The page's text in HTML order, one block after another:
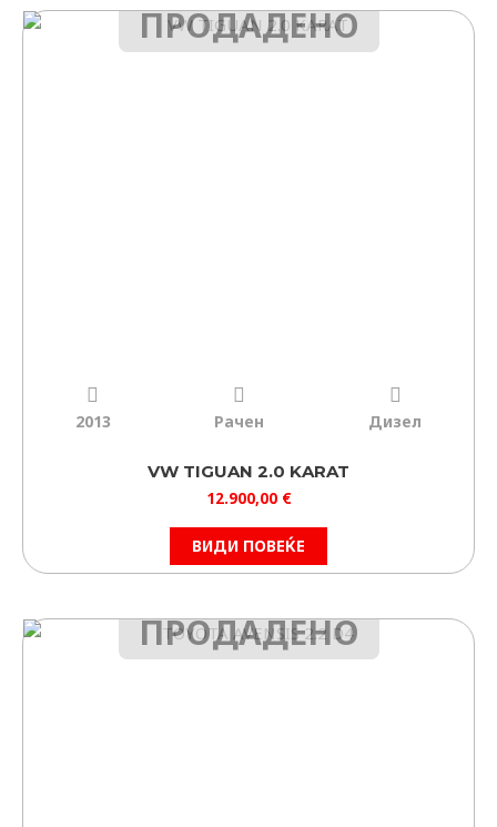
ПРОДАДЕНО
2013 Рачен Дизел
VW TIGUAN 2.0 KARAT
12.900,00 €
ВИДИ ПОВЕЌЕ
ПРОДАДЕНО